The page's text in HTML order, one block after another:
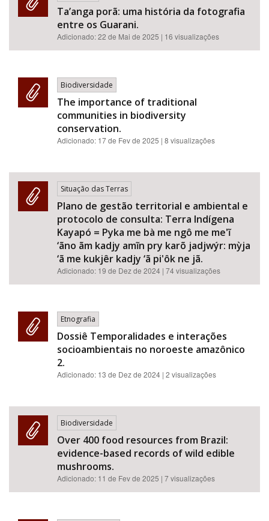
Ta’anga porã: uma história da fotografia
entre os Guarani.
Adicionado:22 de Mai de 2025 | 16 visualizações
Biodiversidade
The importance of traditional
communities in biodiversity
conservation.
Adicionado: 17 de Fev de 2025 | 8 visualizações
Situação das Terras
Plano de gestão territorial e ambiental e
protocolo de consulta: Terra Indígena
Kayapó = Pyka me bà me ngô me me'ĩ
‘ãno ãm kadjy amĩn pry karõ jadjwýr: mỳja
‘ã me kukjêr kadjy ‘ã pi'ôk ne jã.
Adicionado: 19 de Dez de 2024 | 74 visualizações
Etnografia
Dossiê Temporalidades e interações
socioambientais no noroeste amazônico
2.
Adicionado: 13 de Dez de 2024 | 2 visualizações
Biodiversidade
Over 400 food resources from Brazil:
evidence-based records of wild edible
mushrooms.
Adicionado: 11 de Fev de 2025 | 7 visualizações